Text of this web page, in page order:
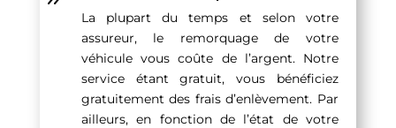
La plupart du temps et selon votre
assureur, le remorquage de votre
véhicule vous coûte de l’argent. Notre
service étant gratuit, vous bénéficiez
gratuitement des frais d’enlèvement. Par
ailleurs, en fonction de l’état de votre